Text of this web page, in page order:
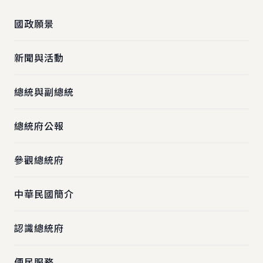
國政願景
新聞與活動
總統與副總統
總統府公報
參觀總統府
中華民國簡介
認識總統府